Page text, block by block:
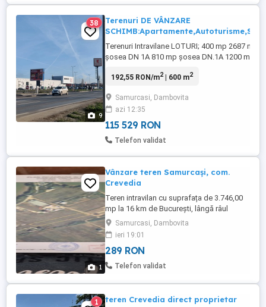
9
38
Terenuri DE VÂNZARE
Terenuri Intravilane LOTURI; 400 mp 2687 mp
șosea DN 1A 810 mp șosea DN.1A 1200 mp
șosea DN 1A. 600 mp șosea DN 1A 9889 mp
deschidere șosea principală,prețurile diferă în
funcție de teren și suprafață. Terenuri
Intravilane ...
192,55 RON/m2| 600 m2
Samurcasi, Dambovita
azi 12:35
115 529 RON
Telefon validat
1
Vânzare teren Samurcaşi, com.
Crevedia
Teren intravilan cu suprafața de 3.746,00
mp la 16 km de Bucureşti, lângă râul
Colentina, sat Samurcaşi, com. Crevedia o
zonă pitorească, foarte frumoasă.
Deschidere 25 ml. Utilități: gaze naturale la
6 m, energie electrică la colțul terenului.
Samurcasi, Dambovita
ieri 19:01
289 RON
Telefon validat
1 teren Crevedia direct proprietar